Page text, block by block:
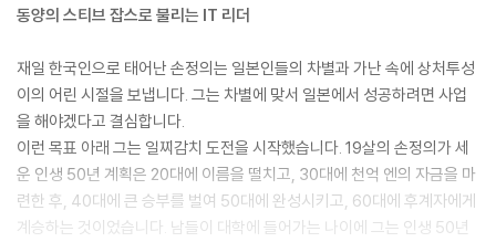
동양의 스티브 잡스로 불리는 IT 리더
재일 한국인으로 태어난 손정의는 일본인들의 차별과 가난 속에 상처투성
이의 어린 시절을 보냅니다. 그는 차별에 맞서 일본에서 성공하려면 사업
을 해야겠다고 결심합니다.
이런 목표 아래 그는 일찌감치 도전을 시작했습니다. 19살의 손정의가 세
운 인생 50년 계획은 20대에 이름을 떨치고, 30대에 천억 엔의 자금을 마
련한 후, 40대에 큰 승부를 벌여 50대에 완성시키고, 60대에 후계자에게
계승하는 것이었습니다. 남들이 대학에 들어가는 나이에 그는 인생 50년